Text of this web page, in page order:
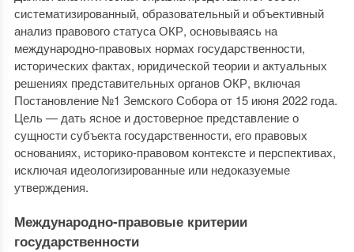
систематизированный, образовательный и объективный
анализ правового статуса ОКР, основываясь на
международно-правовых нормах государственности,
исторических фактах, юридической теории и актуальных
решениях представительных органов ОКР, включая
Постановление №1 Земского Собора от 15 июня 2022 года.
Цель — дать ясное и достоверное представление о
сущности субъекта государственности, его правовых
основаниях, историко-правовом контексте и перспективах,
исключая идеологизированные или недоказуемые
утверждения.
Международно-правовые критерии
государственности